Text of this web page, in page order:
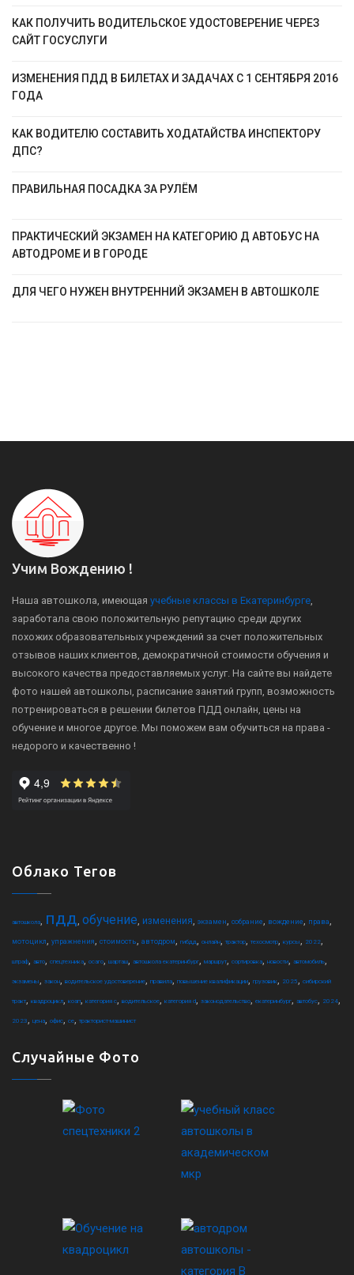
КАК ПОЛУЧИТЬ ВОДИТЕЛЬСКОЕ УДОСТОВЕРЕНИЕ ЧЕРЕЗ
САЙТ ГОСУСЛУГИ
ИЗМЕНЕНИЯ ПДД В БИЛЕТАХ И ЗАДАЧАХ С 1 СЕНТЯБРЯ 2016
ГОДА
КАК ВОДИТЕЛЮ СОСТАВИТЬ ХОДАТАЙСТВА ИНСПЕКТОРУ
ДПС?
ПРАВИЛЬНАЯ ПОСАДКА ЗА РУЛЁМ
ПРАКТИЧЕСКИЙ ЭКЗАМЕН НА КАТЕГОРИЮ Д АВТОБУС НА
АВТОДРОМЕ И В ГОРОДЕ
ДЛЯ ЧЕГО НУЖЕН ВНУТРЕННИЙ ЭКЗАМЕН В АВТОШКОЛЕ
Учим Вождению !
Наша автошкола, имеющая учебные классы в Екатеринбурге,
заработала свою положительную репутацию среди других
похожих образовательных учреждений за счет положительных
отзывов наших клиентов, демократичной стоимости обучения и
высокого качества предоставляемых услуг. На сайте вы найдете
фото нашей автошколы, расписание занятий групп, возможность
потренироваться в решении билетов ПДД онлайн, цены на
обучение и многое другое. Мы поможем вам обучиться на права -
недорого и качественно !
Облако Тегов
автошкола, пдд, обучение, изменения, экзамен, собрание, вождение, права,
мотоцикл, упражнения, стоимость, автодром, гибдд, онлайн, трактор, техосмотр, курсы, 2022,
штраф, авто, спецтехника, осаго, шарташ, автошкола екатеринбург, маршрут, сортировка, новости, автомобиль,
экзамены, закон, водительское удостоверение, правила, повышение квалификации, грузовик, 2025, сибирский
тракт, квадроцикл, коап, категория c, водительское, категория d, законодательство, екатеринбург, автобус, 2024,
2023, цена, офис, ce, тракторист-машинист
Случайные Фото